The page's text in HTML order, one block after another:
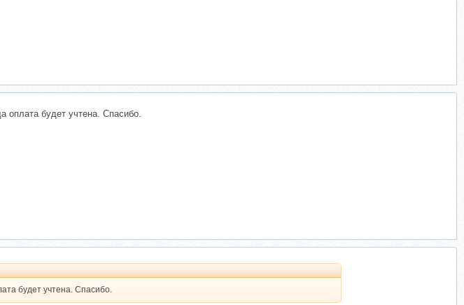
оплата будет учтена. Спасибо.
будет учтена. Спасибо.